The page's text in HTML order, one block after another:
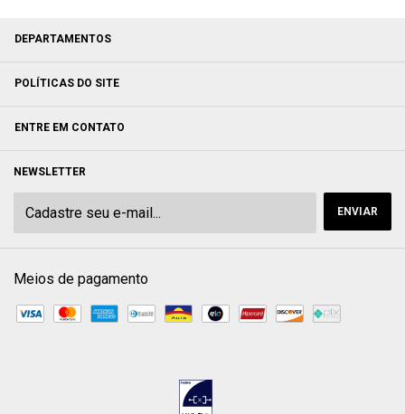
DEPARTAMENTOS
POLÍTICAS DO SITE
ENTRE EM CONTATO
NEWSLETTER
Meios de pagamento